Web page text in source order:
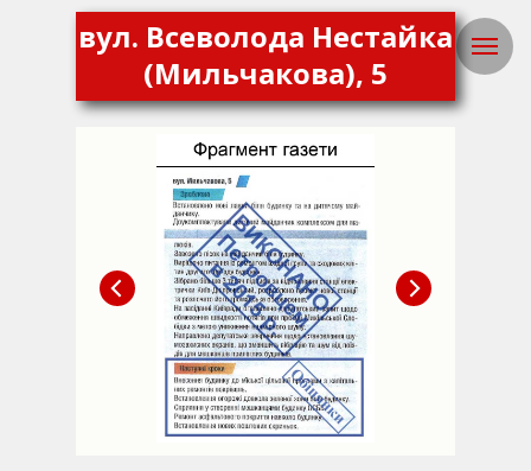
вул. Всеволода Нестайка
(Мильчакова), 5